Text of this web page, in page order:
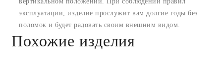
эксплуатации, изделие прослужит вам долгие годы без
поломок и будет радовать своим внешним видом.
Похожие изделия